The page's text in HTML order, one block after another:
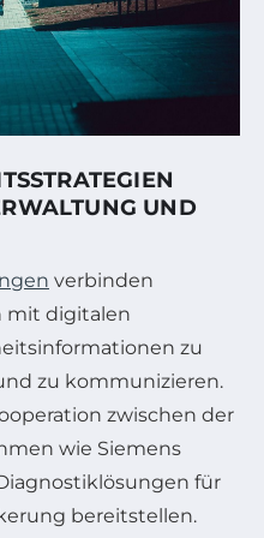
UND
verbinden
mit digitalen
zu
zu kommunizieren.
zwischen der
wie Siemens
für
bereitstellen.